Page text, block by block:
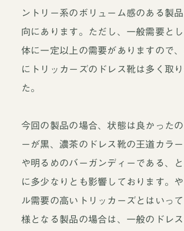
ントリー系のボリューム感のある製
向にあります。ただし、一般需要と
体に一定以上の需要がありますので
にトリッカーズのドレス靴は多く取
た。
今回の製品の場合、状態は良かった
ーが黒、濃茶のドレス靴の王道カラ
や明るめのバーガンディーである、
に多少なりとも影響しております。
ル需要の高いトリッカーズとはいっ
様となる製品の場合は、一般のドレ